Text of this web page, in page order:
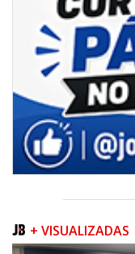
+ VISUALIZADAS